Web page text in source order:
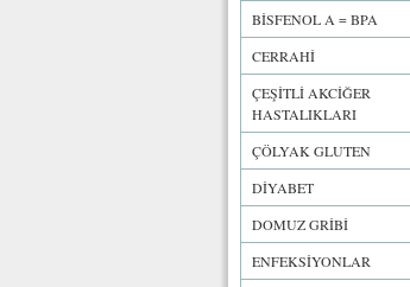
BİSFENOL A = BPA
CERRAHİ
ÇEŞİTLİ AKCİĞER
HASTALIKLARI
ÇÖLYAK GLUTEN
DİYABET
DOMUZ GRİBİ
ENFEKSİYONLAR